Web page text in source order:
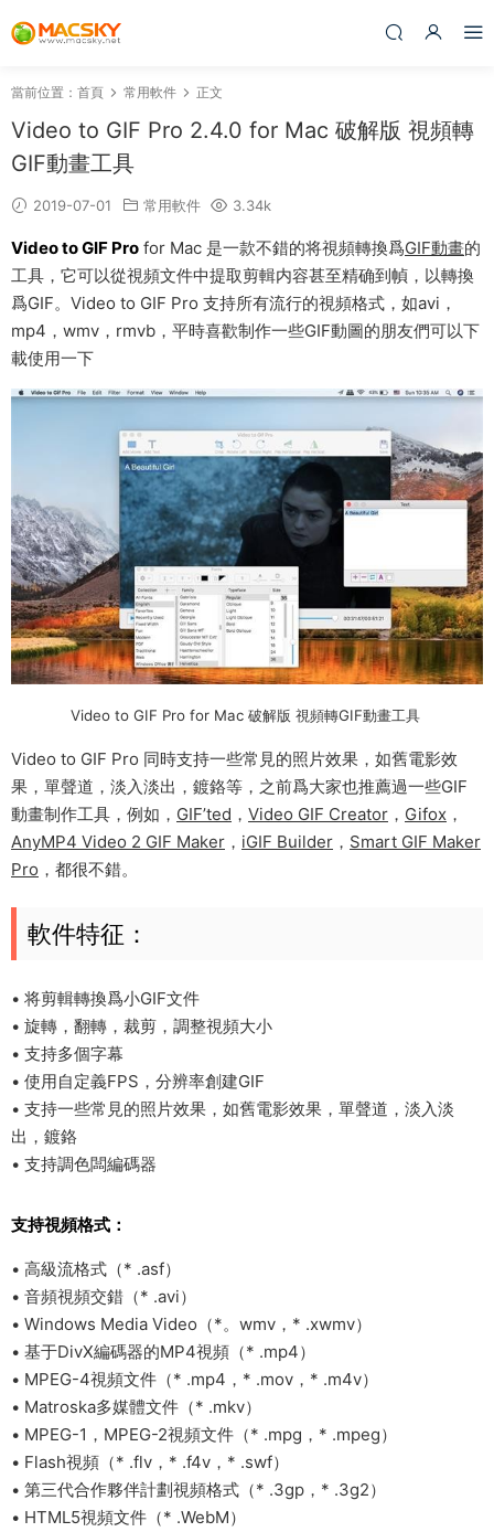
當前位置： 首頁 常用軟件 正文
Video to GIF Pro 2.4.0 for Mac 破解版 視頻轉
GIF動畫工具
2019-07-01 常用軟件 3.34k
Video to GIF Pro for Mac 是一款不錯的将視頻轉換爲GIF動畫的
工具，它可以從視頻文件中提取剪輯内容甚至精确到幀，以轉換
爲GIF。Video to GIF Pro 支持所有流行的視頻格式，如avi，
mp4，wmv，rmvb，平時喜歡制作一些GIF動圖的朋友們可以下
載使用一下
Video to GIF Pro for Mac 破解版 視頻轉GIF動畫工具
Video to GIF Pro 同時支持一些常見的照片效果，如舊電影效
果，單聲道，淡入淡出，鍍鉻等，之前爲大家也推薦過一些GIF
動畫制作工具，例如， GIF’ted ， Video GIF Creator ， Gifox ，
AnyMP4 Video 2 GIF Maker ， iGIF Builder ， Smart GIF Maker
Pro ，都很不錯。
軟件特征：
• 将剪輯轉換爲小GIF文件
• 旋轉，翻轉，裁剪，調整視頻大小
• 支持多個字幕
• 使用自定義FPS，分辨率創建GIF
• 支持一些常見的照片效果，如舊電影效果，單聲道，淡入淡
出，鍍鉻
• 支持調色闆編碼器
支持視頻格式：
• 高級流格式（* .asf）
• 音頻視頻交錯（* .avi）
• Windows Media Video（*。wmv，* .xwmv）
• 基于DivX編碼器的MP4視頻（* .mp4）
• MPEG-4視頻文件（* .mp4，* .mov，* .m4v）
• Matroska多媒體文件（* .mkv）
• MPEG-1，MPEG-2視頻文件（* .mpg，* .mpeg）
• Flash視頻（* .flv，* .f4v，* .swf）
• 第三代合作夥伴計劃視頻格式（* .3gp，* .3g2）
• HTML5視頻文件（* .WebM）